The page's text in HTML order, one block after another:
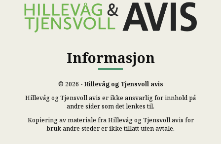
Informasjon
© 2026 - Hillevåg og Tjensvoll avis
Hillevåg og Tjensvoll avis er ikke ansvarlig for innhold på
andre sider som det lenkes til.
Kopiering av materiale fra Hillevåg og Tjensvoll avis for
bruk andre steder er ikke tillatt uten avtale.